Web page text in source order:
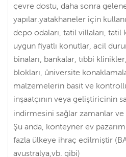
çevre dostu, daha sonra
yapılar.yatakhaneler için
depo odaları, tatil villaları, tatil
uygun fiyatlı konutlar, acil
binaları, bankalar, tıbbi
blokları, üniversite
malzemelerin basit ve
inşaatçının veya geliştiricinin
indirmesini sağlar zamanlar ve
Şu anda, konteyner ev
fazla ülkeye ihraç edilmiştir
avustralya,vb. gibi)